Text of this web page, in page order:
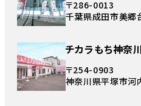
〒286-0013
千葉県成田市美
チカラもち神奈
〒254-0903
神奈川県平塚市